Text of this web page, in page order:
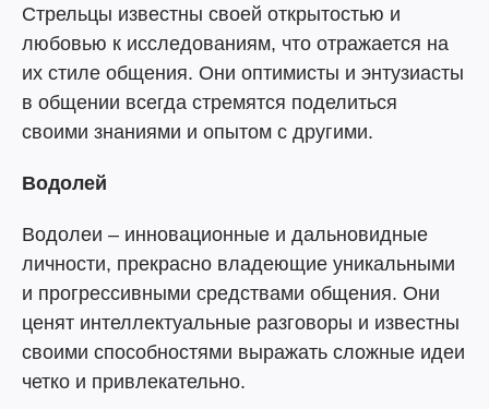
Стрельцы известны своей открытостью и
любовью к исследованиям, что отражается на
их стиле общения. Они оптимисты и энтузиасты
в общении всегда стремятся поделиться
своими знаниями и опытом с другими.
Водолей
Водолеи – инновационные и дальновидные
личности, прекрасно владеющие уникальными
и прогрессивными средствами общения. Они
ценят интеллектуальные разговоры и известны
своими способностями выражать сложные идеи
четко и привлекательно.